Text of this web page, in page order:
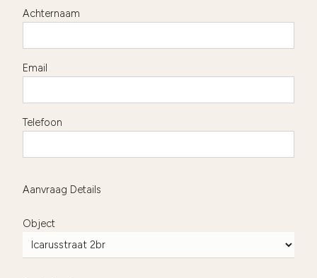
Achternaam
Email
Telefoon
Aanvraag Details
Object